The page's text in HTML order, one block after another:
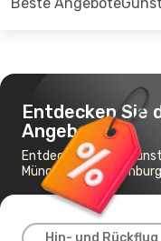
Entdecken Sie
Angebote
Entdecken Sie die
München nach Hamburg
Hin- und Rückflug